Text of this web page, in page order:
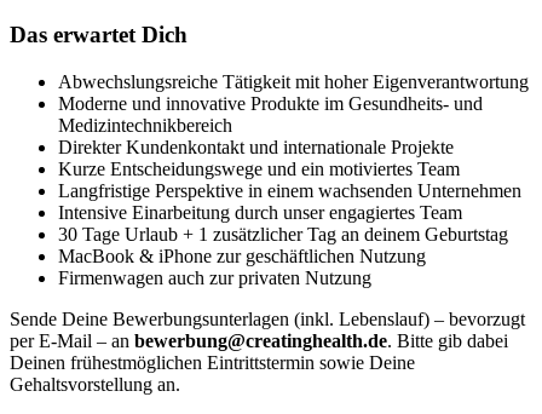
Das erwartet Dich
Abwechslungsreiche Tätigkeit mit hoher Eigenverantwortung
Moderne und innovative Produkte im Gesundheits- und
Medizintechnikbereich
Direkter Kundenkontakt und internationale Projekte
Kurze Entscheidungswege und ein motiviertes Team
Langfristige Perspektive in einem wachsenden Unternehmen
Intensive Einarbeitung durch unser engagiertes Team
30 Tage Urlaub + 1 zusätzlicher Tag an deinem Geburtstag
MacBook & iPhone zur geschäftlichen Nutzung
Firmenwagen auch zur privaten Nutzung
Sende Deine Bewerbungsunterlagen (inkl. Lebenslauf) – bevorzugt
per E-Mail – an bewerbung@creatinghealth.de. Bitte gib dabei
Deinen frühestmöglichen Eintrittstermin sowie Deine
Gehaltsvorstellung an.